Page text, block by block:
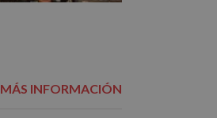
MÁS INFORMACIÓN